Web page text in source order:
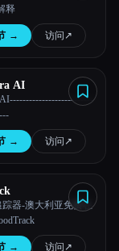
释
→ 访问 ↗︎
AI
→ 访问 ↗︎
踪器-澳大利亚免费在
→ 访问 ↗︎